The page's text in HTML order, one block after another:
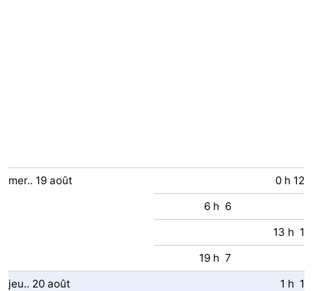
mer.. 19 août
0 h 12
6 h 6
13 h 1
19 h 7
jeu.. 20 août
1 h 1